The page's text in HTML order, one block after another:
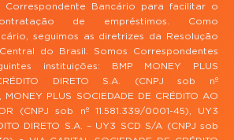
Bancário para facilitar o
de empréstimos. Como
seguimos as diretrizes da Resolução
do Brasil. Somos Correspondentes
instituições: BMP MONEY PLUS
DIRETO S.A. (CNPJ sob nº
PLUS SOCIEDADE DE CRÉDITO AO
(CNPJ sob nº 11.581.339/0001-45), UY3
DIRETO S.A. – UY3 SCD S/A (CNPJ sob